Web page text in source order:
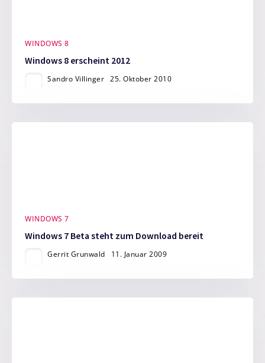
WINDOWS 8
Windows 8 erscheint 2012
Sandro Villinger 25. Oktober 2010
WINDOWS 7
Windows 7 Beta steht zum Download bereit
Gerrit Grunwald 11. Januar 2009